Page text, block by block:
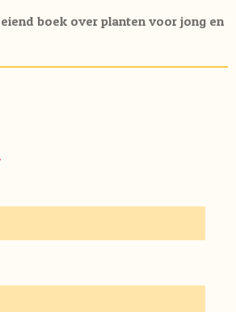
boek over planten voor jong en